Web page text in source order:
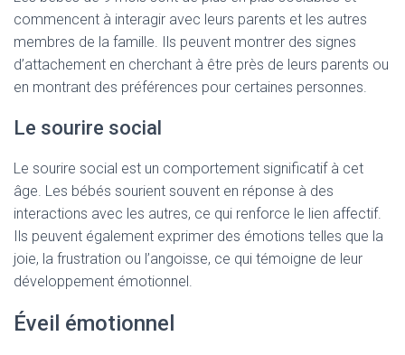
commencent à interagir avec leurs parents et les autres
membres de la famille. Ils peuvent montrer des signes
d’attachement en cherchant à être près de leurs parents ou
en montrant des préférences pour certaines personnes.
Le sourire social
Le sourire social est un comportement significatif à cet
âge. Les bébés sourient souvent en réponse à des
interactions avec les autres, ce qui renforce le lien affectif.
Ils peuvent également exprimer des émotions telles que la
joie, la frustration ou l’angoisse, ce qui témoigne de leur
développement émotionnel.
Éveil émotionnel